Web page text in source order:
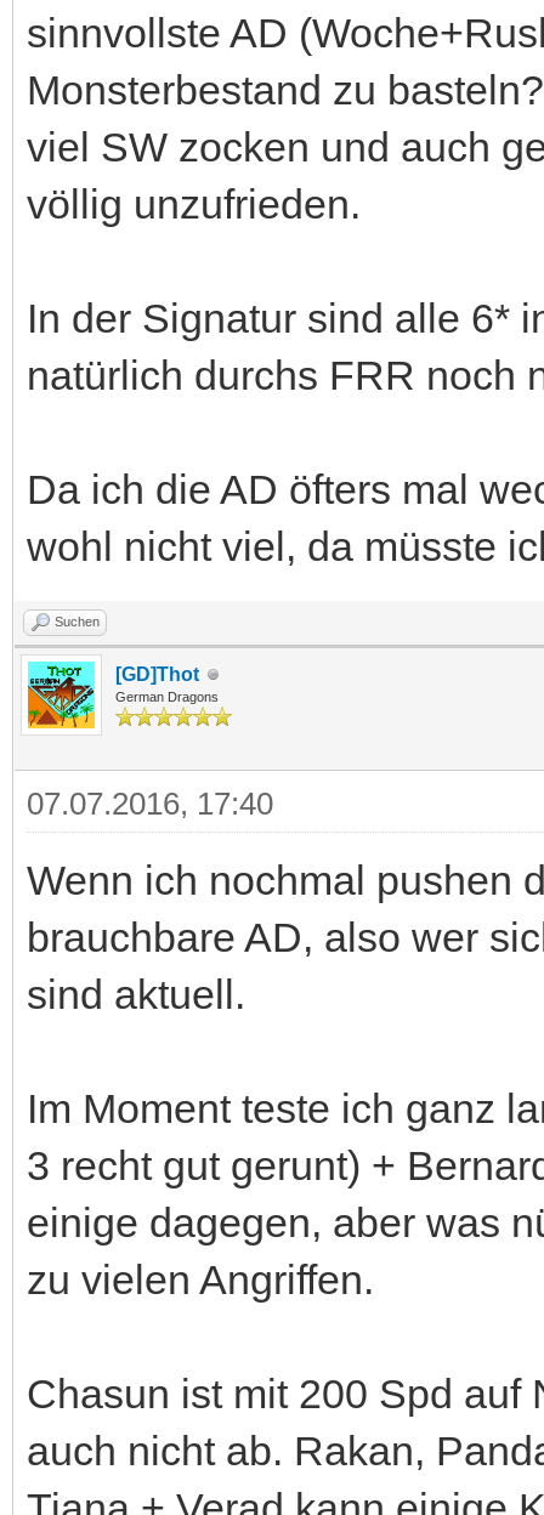
sinnvollste AD
Monsterbestand zu
viel SW zocken und auch
völlig unzufrieden.
In der Signatur sind alle 6*
natürlich durchs FRR noch
Da ich die AD öfters mal
wohl nicht viel, da müsste
Suchen
[GD]Thot
German Dragons
07.07.2016, 17:40
Wenn ich nochmal pushen
brauchbare AD, also wer
sind aktuell.
Im Moment teste ich ganz
3 recht gut gerunt) +
einige dagegen, aber was
zu vielen Angriffen.
Chasun ist mit 200 Spd auf
auch nicht ab. Rakan,